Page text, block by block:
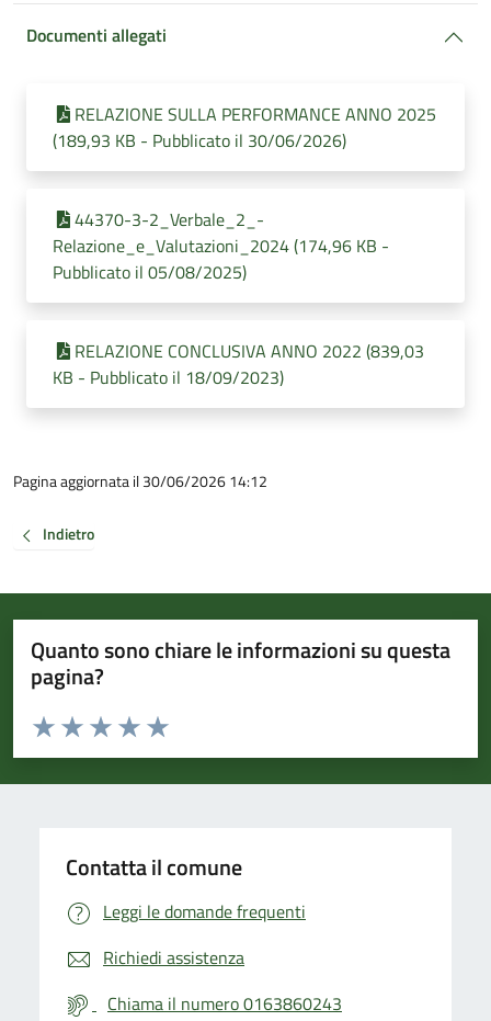
Documenti allegati
RELAZIONE SULLA PERFORMANCE ANNO 2025
(189,93 KB - Pubblicato il 30/06/2026)
44370-3-2_Verbale_2_-
Relazione_e_Valutazioni_2024 (174,96 KB -
Pubblicato il 05/08/2025)
RELAZIONE CONCLUSIVA ANNO 2022 (839,03
KB - Pubblicato il 18/09/2023)
Pagina aggiornata il 30/06/2026 14:12
Indietro
Quanto sono chiare le informazioni su questa
pagina?
Valuta da 1 a 5 stelle la pagina
Valuta 5 stelle su 5
Valuta 4 stelle su 5
Valuta 3 stelle su 5
Valuta 2 stelle su 5
Valuta 1 stelle su 5
Contatta il comune
Leggi le domande frequenti
Richiedi assistenza
Chiama il numero 0163860243